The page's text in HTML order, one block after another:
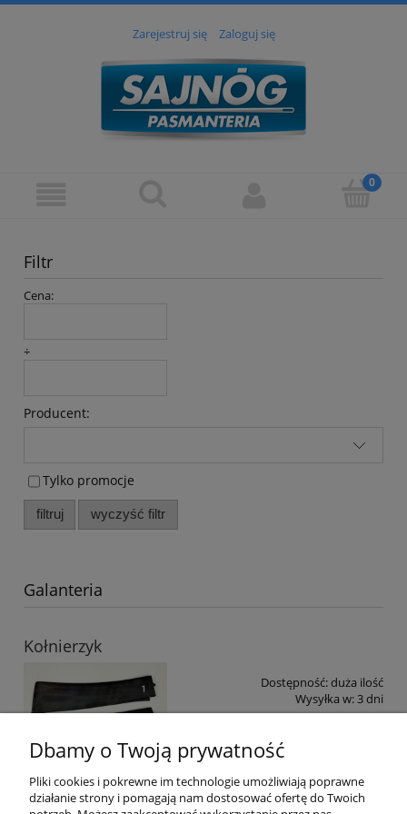
Zarejestruj się Zaloguj się
Filtr
Cena:
÷
Producent:
Tylko promocje
filtruj wyczyść filtr
Galanteria
Kołnierzyk
Dostępność:duża ilość
Wysyłka w: 3 dni
Dbamy o Twoją prywatność
Pliki cookies i pokrewne im technologie umożliwiają poprawne
działanie strony i pomagają nam dostosować ofertę do Twoich